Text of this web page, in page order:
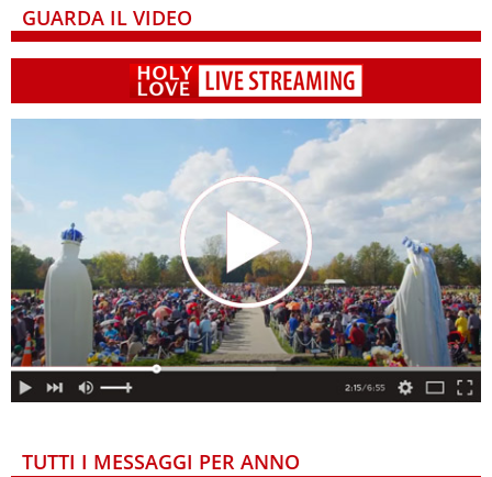
GUARDA IL VIDEO
TUTTI I MESSAGGI PER ANNO